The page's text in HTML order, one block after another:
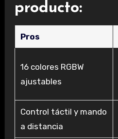
producto:
Pros
16 colores RGBW
ajustables
Control táctil y mando
a distancia